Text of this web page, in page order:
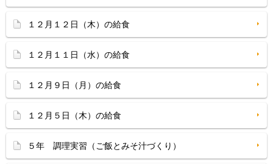
１２月１２日（木）の給食
１２月１１日（水）の給食
１２月９日（月）の給食
１２月５日（木）の給食
５年 調理実習（ご飯とみそ汁づくり）